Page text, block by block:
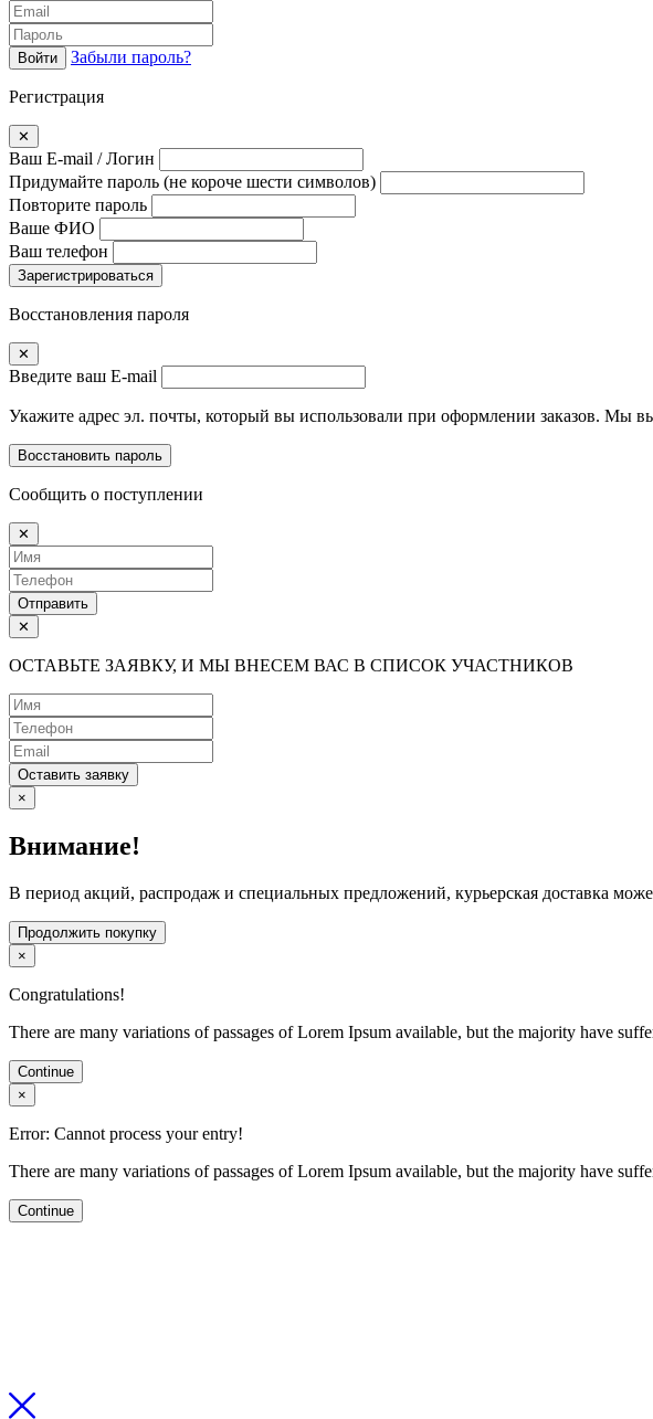
Войти Забыли пароль?
Регистрация
✕
Ваш E-mail / Логин
Придумайте пароль (не короче шести символов)
Повторите пароль
Ваше ФИО
Ваш телефон
Зарегистрироваться
Восстановления пароля
✕
Введите ваш E-mail
Укажите адрес эл. почты, который вы использовали при оформлении заказов. Мы
Восстановить пароль
Сообщить о поступлении
✕
Отправить
✕
ОСТАВЬТЕ ЗАЯВКУ, И МЫ ВНЕСЕМ ВАС В СПИСОК УЧАСТНИКОВ
Оставить заявку
×
Внимание!
В период акций, распродаж и специальных предложений, курьерская доставка
Продолжить покупку
×
Congratulations!
There are many variations of passages of Lorem Ipsum available, but the majority have
Continue
×
Error: Cannot process your entry!
There are many variations of passages of Lorem Ipsum available, but the majority have
Continue